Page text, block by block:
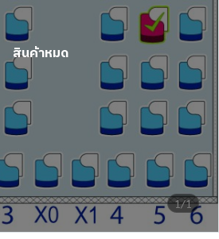
1/1
สินค้าหมด